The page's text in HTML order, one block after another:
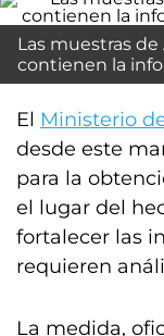
Las muestras
contienen la
El Ministerio
desde este
para la
el lugar del
fortalecer las
requieren
La medida,